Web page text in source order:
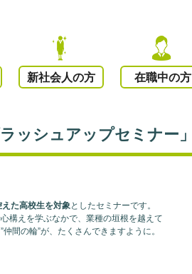
新社会人の方 在職中の方
ッシュアップセミナー」
た高校生を対象としたセミナーです。
構えを学ぶなかで、業種の垣根を越えて
間の輪”が、たくさんできますように。